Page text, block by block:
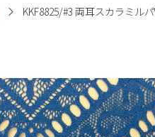
KKF8825/#3 両耳スカラミル